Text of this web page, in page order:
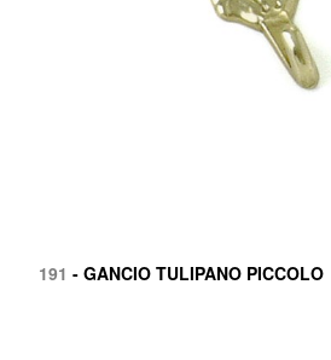
191 - GANCIO TULIPANO PICCOLO